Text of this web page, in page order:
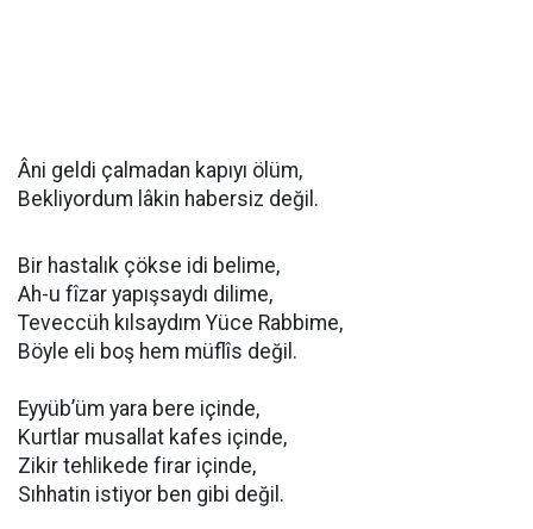
Âni geldi çalmadan kapıyı ölüm,
Bekliyordum lâkin habersiz değil.
Bir hastalık çökse idi belime,
Ah-u fîzar yapışsaydı dilime,
Teveccüh kılsaydım Yüce Rabbime,
Böyle eli boş hem müflîs değil.
Eyyüb’üm yara bere içinde,
Kurtlar musallat kafes içinde,
Zikir tehlikede firar içinde,
Sıhhatin istiyor ben gibi değil.